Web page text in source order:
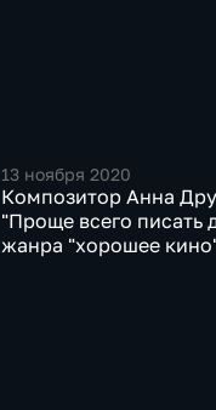
13 ноября 2020
Композитор Анна
"Проще всего писать
жанра "хорошее